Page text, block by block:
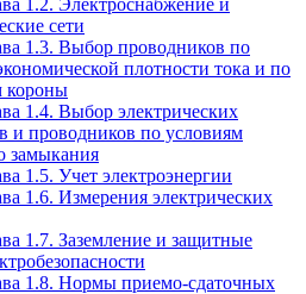
1.2. Электроснабжение и
сети
1.3. Выбор проводников по
плотности тока и по
короны
1.4. Выбор электрических
и проводников по условиям
замыкания
1.5. Учет электроэнергии
1.6. Измерения электрических
1.7. Заземление и защитные
1.8. Нормы приемо-сдаточных